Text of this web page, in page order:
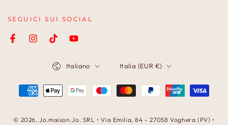
SEGUICI SUI SOCIAL
FacebookInstagramTikTokYouTube
© 2026,Jo.maison.Jo. SRL • Via Emilia, 84 - 27058 Voghera (PV) •
Italiano
geografica
Italia (EUR €)
Modalità
pagamento